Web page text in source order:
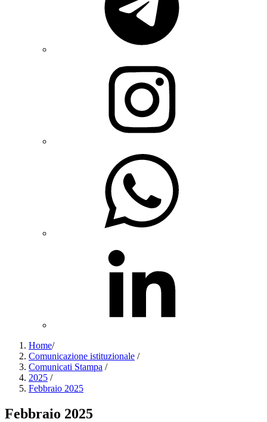
Home/
Comunicazione istituzionale /
Comunicati Stampa /
2025 /
Febbraio 2025
Febbraio 2025